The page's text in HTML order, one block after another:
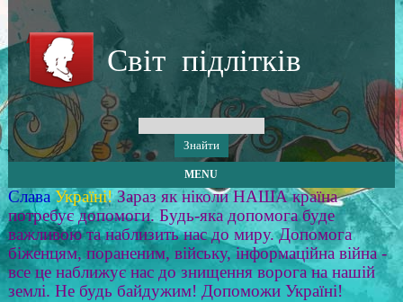
Світ підлітків
MENU
Слава Україні! Зараз як ніколи НАША країна
потребує допомоги. Будь-яка допомога буде
важливою та наблизить нас до миру. Допомога
біженцям, пораненим, війську, інформаційна війна -
все це наближує нас до знищення ворога на нашій
землі. Не будь байдужим! Допоможи Україні!